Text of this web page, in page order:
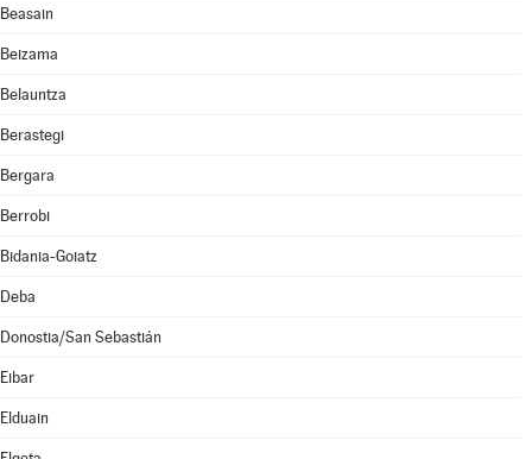
Beasain
Beizama
Belauntza
Berastegi
Bergara
Berrobi
Bidania-Goiatz
Deba
Donostia/San Sebastián
Eibar
Elduain